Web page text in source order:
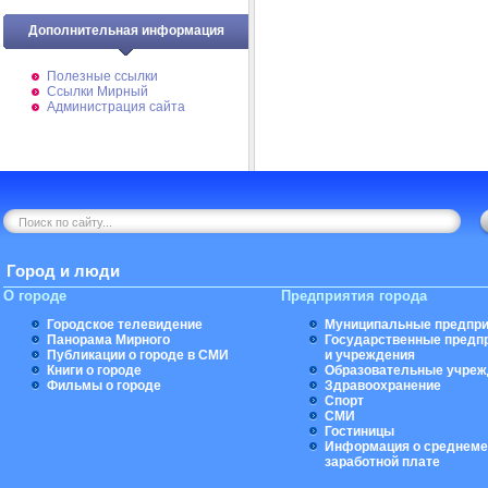
Дополнительная информация
Полезные ссылки
Ссылки Мирный
Администрация сайта
Город и люди
О городе
Городское телевидение
Панорама Мирного
Публикации о городе в СМИ
Книги о городе
Фильмы о городе
Предприятия города
Муниципальные
Государственные
и учреждения
Образовательные
Здравоохранение
Спорт
СМИ
Гостиницы
Информация о
заработной плате